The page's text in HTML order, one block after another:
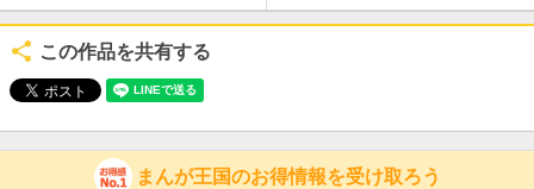
この作品を共有する
まんが王国のお得情報を受け取ろう